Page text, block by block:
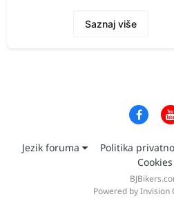
Saznaj više
Jezik foruma Politika
Cookies
Powered by Invision